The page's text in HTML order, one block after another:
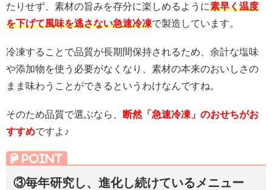
たりせず、素材の旨みを存分に楽しめるように素早く温度
を下げて風味を逃さない急速冷凍で製造しています。
冷凍することで品質が長期間保持されるため、余計な塩味
や添加物を使う必要がなくなり、素材の本来のおいしさの
まま味わうことができるというわけなんですね。
そのため品質で選ぶなら、
断然「急速冷凍」のおせちがお
すすめですよ♪
③毎年研究し、進化し続けている メニュー